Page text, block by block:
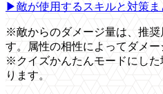
▶敵が使用するスキルと対策ま
※敵からのダメージ量は、推
す。属性の相性によってダメー
※クイズかんたんモードにした
ります。